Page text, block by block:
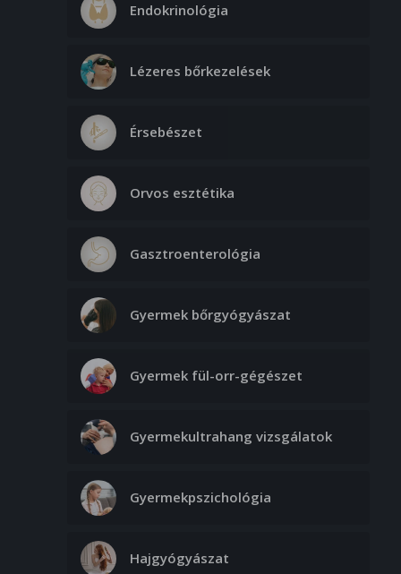
Endokrinológia
Lézeres bőrkezelések
Érsebészet
Orvos esztétika
Gasztroenterológia
Gyermek bőrgyógyászat
Gyermek fül-orr-gégészet
Gyermekultrahang vizsgálatok
Gyermekpszichológia
Hajgyógyászat